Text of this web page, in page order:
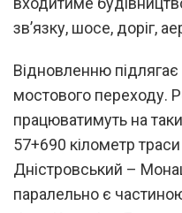
зв’язку, шосе, доріг,
Відновленню
мостового переходу.
працюватимуть на
57+690 кілометр
Дністровський –
паралельно є